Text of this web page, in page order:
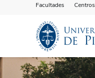
Facultades Centros